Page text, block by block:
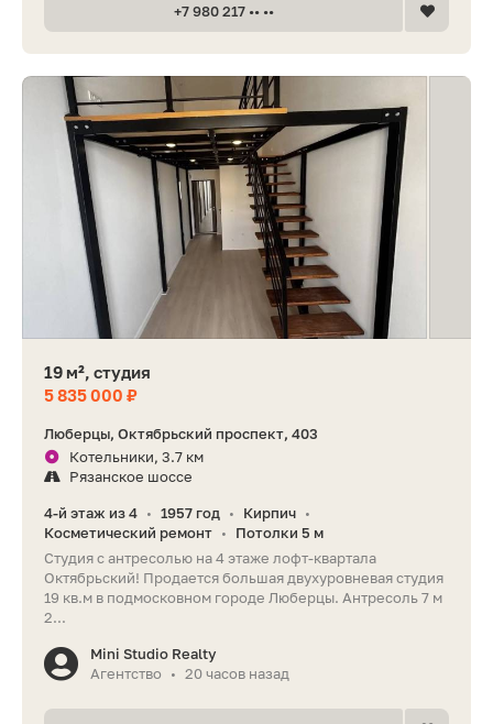
+7 980 217 •• ••
19 м², студия
5 835 000 ₽
Люберцы, Октябрьский проспект, 403
Котельники, 3.7 км
Рязанское шоссе
4-й этаж из 4 • 1957 год • Кирпич •
Косметический ремонт •
Потолки 5 м
Студия с антресолью на 4 этаже лофт-квартала
Октябрьский! Продается большая двухуровневая студия
19 кв.м в подмосковном городе Люберцы. Антресоль 7 м
2...
Mini Studio Realty
Агентство
• 20 часов назад